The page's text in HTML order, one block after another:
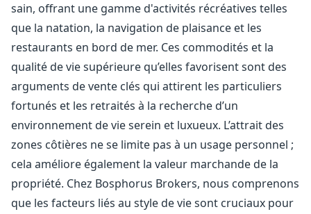
sain, offrant une gamme d'activités récréatives telles
que la natation, la navigation de plaisance et les
restaurants en bord de mer. Ces commodités et la
qualité de vie supérieure qu’elles favorisent sont des
arguments de vente clés qui attirent les particuliers
fortunés et les retraités à la recherche d’un
environnement de vie serein et luxueux. L’attrait des
zones côtières ne se limite pas à un usage personnel ;
cela améliore également la valeur marchande de la
propriété. Chez Bosphorus Brokers, nous comprenons
que les facteurs liés au style de vie sont cruciaux pour